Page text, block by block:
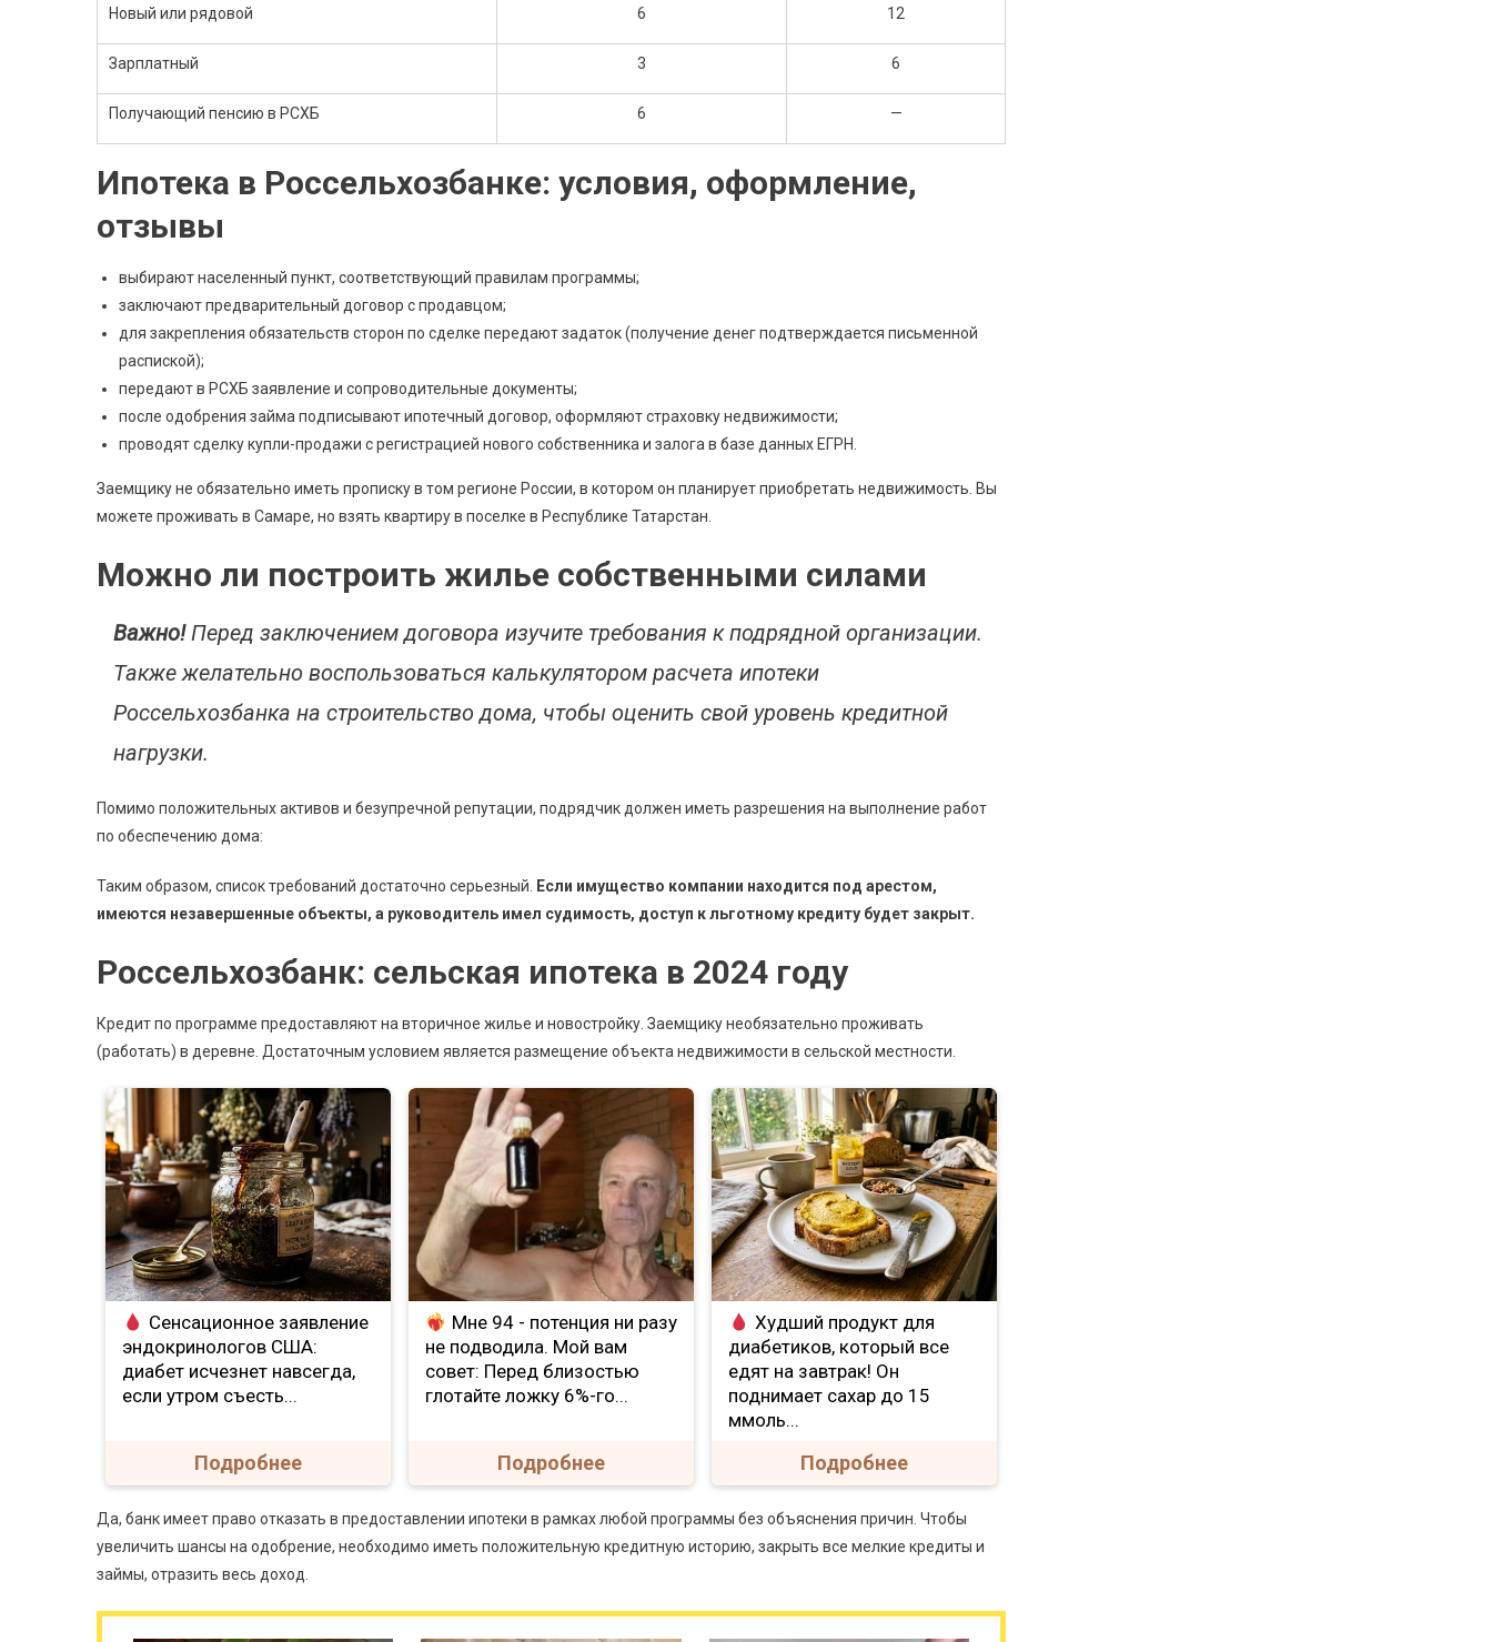
Новый или рядовой 6 12
Зарплатный 3 6
Получающий пенсию в РСХБ 6 —
Ипотека в Россельхозбанке: условия, оформление,
отзывы
выбирают населенный пункт, соответствующий правилам программы;
заключают предварительный договор с продавцом;
для закрепления обязательств сторон по сделке передают задаток (получение денег подтверждается письменной
распиской);
передают в РСХБ заявление и сопроводительные документы;
после одобрения займа подписывают ипотечный договор, оформляют страховку недвижимости;
проводят сделку купли-продажи с регистрацией нового собственника и залога в базе данных ЕГРН.
Заемщику не обязательно иметь прописку в том регионе России, в котором он планирует приобретать недвижимость. Вы
можете проживать в Самаре, но взять квартиру в поселке в Республике Татарстан.
Можно ли построить жилье собственными силами
Важно!Перед заключением договора изучите требования к подрядной организации.
Также желательно воспользоваться калькулятором расчета ипотеки
Россельхозбанка на строительство дома, чтобы оценить свой уровень кредитной
нагрузки.
Помимо положительных активов и безупречной репутации, подрядчик должен иметь разрешения на выполнение работ
по обеспечению дома:
Таким образом, список требований достаточно серьезный. Если имущество компании находится под арестом,
имеются незавершенные объекты, а руководитель имел судимость, доступ к льготному кредиту будет закрыт.
Россельхозбанк: сельская ипотека в 2024 году
Кредит по программе предоставляют на вторичное жилье и новостройку. Заемщику необязательно проживать
(работать) в деревне. Достаточным условием является размещение объекта недвижимости в сельской местности.
Сенсационное заявление
эндокринологов США:
диабет исчезнет навсегда,
если утром съесть...
Подробнее
Мне 94 - потенция ни разу
не подводила. Мой вам
совет: Перед близостью
глотайте ложку 6%-го...
Подробнее
Худший продукт для
диабетиков, который все
едят на завтрак! Он
поднимает сахар до 15
ммоль...
Подробнее
Да, банк имеет право отказать в предоставлении ипотеки в рамках любой программы без объяснения причин. Чтобы
увеличить шансы на одобрение, необходимо иметь положительную кредитную историю, закрыть все мелкие кредиты и
займы, отразить весь доход.